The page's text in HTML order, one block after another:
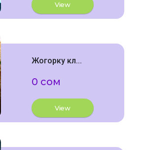
View
Жогорку кл...
0 сом
View